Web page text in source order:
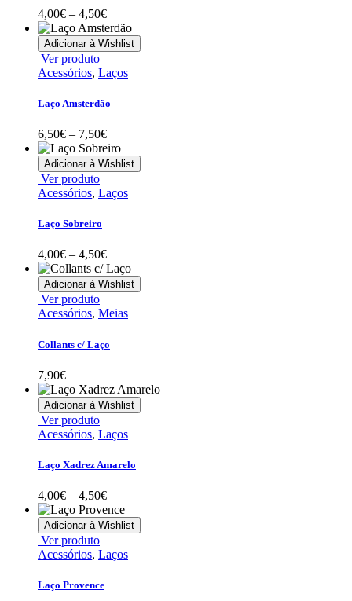
The
options
may
be
chosen
on
product
4,00€ – 4,50€Price
range:
4,00€
through
4,50€
Adicionar à Wishlist
Ver produtoThis
product
multiple
The
options
may
be
chosen
on
product
Acessórios, Laços
Laço Amsterdão
6,50€ – 7,50€Price
range:
6,50€
through
7,50€
Adicionar à Wishlist
Ver produtoThis
product
multiple
The
options
may
be
chosen
on
product
Acessórios, Laços
Laço Sobreiro
4,00€ – 4,50€Price
range:
4,00€
through
4,50€
Adicionar à Wishlist
Ver produtoThis
product
multiple
variants.
options
may
be
chosen
on
product
Acessórios, Meias
Collants c/ Laço
7,90€
Adicionar à Wishlist
Ver produtoThis
product
multiple
The
options
may
be
chosen
on
product
Acessórios, Laços
Laço Xadrez Amarelo
4,00€ – 4,50€Price
range:
4,00€
through
4,50€
Adicionar à Wishlist
Ver produtoThis
product
multiple
Acessórios, Laços
Laço Provence